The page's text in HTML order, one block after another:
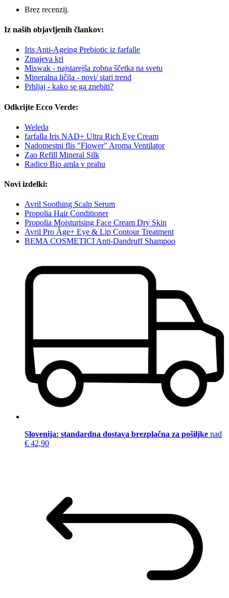
Brez recenzij.
Iz naših objavljenih člankov:
Iris Anti-Ageing Prebiotic iz farfalle
Zmajeva kri
Miswak - najstarejša zobna ščetka na svetu
Mineralna ličila - novi/ stari trend
Prhljaj - kako se ga znebiti?
Odkrijte Ecco Verde:
Weleda
farfalla Iris NAD+ Ultra Rich Eye Cream
Nadomestni flis "Flower" Aroma Ventilator
Zao Refill Mineral Silk
Radico Bio amla v prahu
Novi izdelki:
Avril Soothing Scalp Serum
Propolia Hair Conditioner
Propolia Moisturising Face Cream Dry Skin
Avril Pro Âge+ Eye & Lip Contour Treatment
BEMA COSMETICI Anti-Dandruff Shampoo
Slovenija: standardna dostava brezplačna za pošiljke nad
€ 42,90